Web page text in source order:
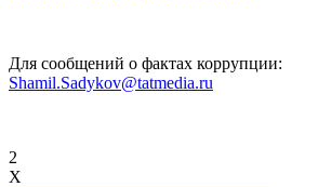
Для сообщений о фактах коррупции:
Shamil.Sadykov@tatmedia.ru
2
X